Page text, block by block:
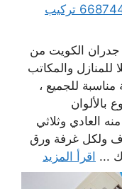
فني تركيب ورق جدران الكويت 66874433 تركيب
الكويت من
للمنازل والمكاتب
مناسبة للجميع ،
بالألوان
العادي وثلاثي
ولكل غرفة ورق
... اقرأ المزيد